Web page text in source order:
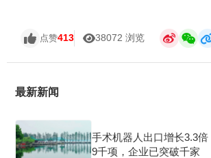
点赞413 38072 浏览
最新新闻
手术机器人出口增长3.3
9千项，企业已突破千家